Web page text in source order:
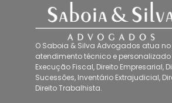
s
a
p
p
O Saboia & Silva Advogados atua no
atendimento técnico e personalizado
Execução Fiscal, Direito Empresarial,
Sucessões, Inventário Extrajudicial,
Direito Trabalhista.